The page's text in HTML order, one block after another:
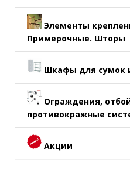
Элементы
Примерочные. Шторы
Шкафы для сумок
Ограждения,
противокражные
Акции